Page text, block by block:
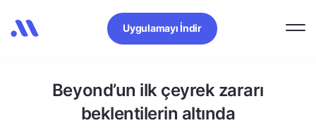
Uygulamayı İndir
Beyond’un ilk çeyrek zararı
beklentilerin altında